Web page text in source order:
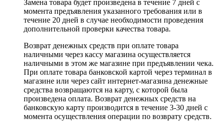
Замена товара будет произведена в течение 7 дней с
момента предъявления указанного требования или в
течение 20 дней в случае необходимости проведения
дополнительной проверки качества товара.
Возврат денежных средств при оплате товара
наличными через кассу магазина осуществляется
наличными в этом же магазине при предъявлении чека.
При оплате товара банковской картой через терминал в
магазине или через сайт интернет-магазина денежные
средства возвращаются на карту, с которой была
произведена оплата. Возврат денежных средств на
банковскую карту производится в течение 3-30 дней с
момента осуществления операции по возврату средств.